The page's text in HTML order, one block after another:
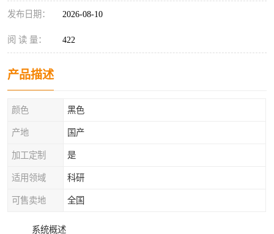
发布日期： 2026-08-10
阅 读 量： 422
产品描述
颜色 黑色
产地 国产
加工定制 是
适用领域 科研
可售卖地 全国
系统概述